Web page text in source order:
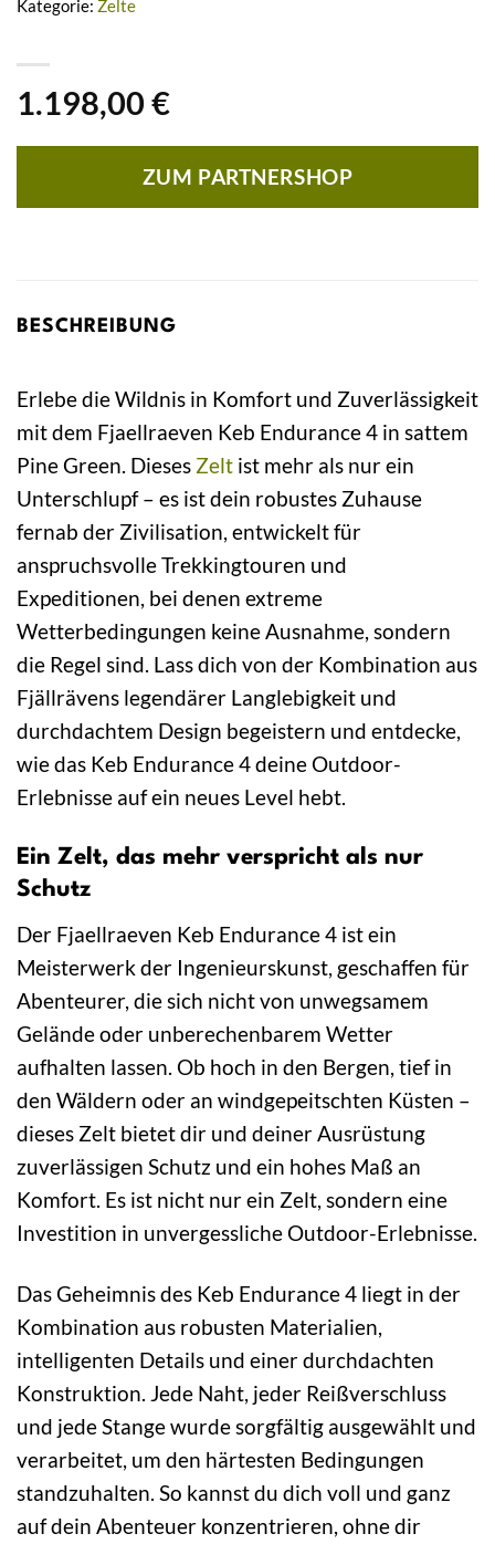
1.198,00 €
ZUM PARTNERSHOP
Kategorie: Zelte
BESCHREIBUNG
Erlebe die Wildnis in Komfort und Zuverlässigkeit
mit dem Fjaellraeven Keb Endurance 4 in sattem
Pine Green. Dieses Zelt ist mehr als nur ein
Unterschlupf – es ist dein robustes Zuhause
fernab der Zivilisation, entwickelt für
anspruchsvolle Trekkingtouren und
Expeditionen, bei denen extreme
Wetterbedingungen keine Ausnahme, sondern
die Regel sind. Lass dich von der Kombination aus
Fjällrävens legendärer Langlebigkeit und
durchdachtem Design begeistern und entdecke,
wie das Keb Endurance 4 deine Outdoor-
Erlebnisse auf ein neues Level hebt.
Ein Zelt, das mehr verspricht als nur
Schutz
Der Fjaellraeven Keb Endurance 4 ist ein
Meisterwerk der Ingenieurskunst, geschaffen für
Abenteurer, die sich nicht von unwegsamem
Gelände oder unberechenbarem Wetter
aufhalten lassen. Ob hoch in den Bergen, tief in
den Wäldern oder an windgepeitschten Küsten –
dieses Zelt bietet dir und deiner Ausrüstung
zuverlässigen Schutz und ein hohes Maß an
Komfort. Es ist nicht nur ein Zelt, sondern eine
Investition in unvergessliche Outdoor-Erlebnisse.
Das Geheimnis des Keb Endurance 4 liegt in der
Kombination aus robusten Materialien,
intelligenten Details und einer durchdachten
Konstruktion. Jede Naht, jeder Reißverschluss
und jede Stange wurde sorgfältig ausgewählt und
verarbeitet, um den härtesten Bedingungen
standzuhalten. So kannst du dich voll und ganz
auf dein Abenteuer konzentrieren, ohne dir